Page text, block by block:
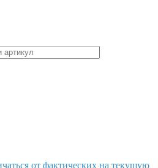
от фактических на текущую